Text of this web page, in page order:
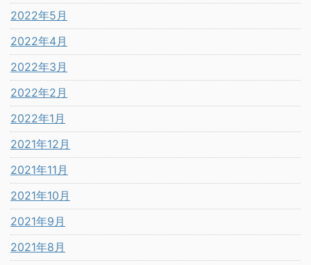
2022年5月
2022年4月
2022年3月
2022年2月
2022年1月
2021年12月
2021年11月
2021年10月
2021年9月
2021年8月